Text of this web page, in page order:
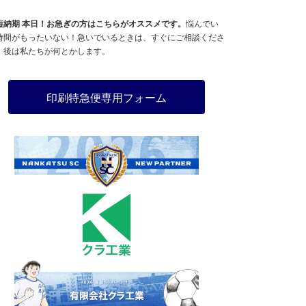
納期 本日！お急ぎの方はこちらがオススメです。悩んでい
間がもったいない！急いでいるときは、すぐにご相談くださ
後は私たちが何とかします。
印刷特急便専用フォーム